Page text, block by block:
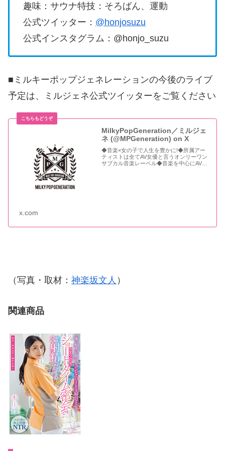
趣味：サウナ特技：そろばん、運動
公式ツイッター： @honjosuzu
公式インスタグラム：@honjo_suzu
■ミルキーポップジェネレーションの今後のライブ
予定は、ミルジェネ公式ツイッターをご覧ください
MilkyPopGeneration／ミルジェ
ネ (@MPGeneration) on X
◆音楽×女の子で人生を豊かに!◆所属アー
ティストは全てAV女優と言うオンリーワン
サブカル音楽レーベル◆音楽を中心にAV女
x.com
（写真・取材： 神楽坂文人 ）
関連商品